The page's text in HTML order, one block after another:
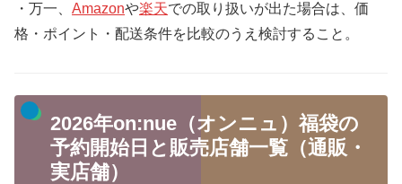
・万一、 Amazonや楽天での取り扱いが出た場合は、価
格・ポイント・配送条件を比較のうえ検討すること。
2026年on:nue（オンニュ）福袋の
予約開始日と販売店舗一覧（通販・
実店舗）